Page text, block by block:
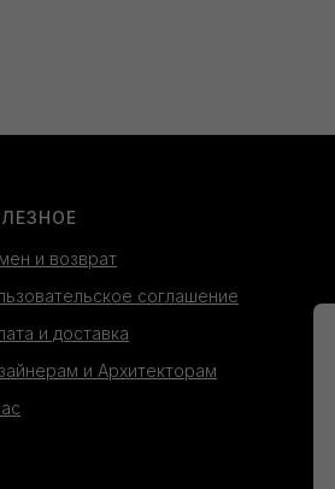
и возврат
соглашение
и доставка
и Архитекторам